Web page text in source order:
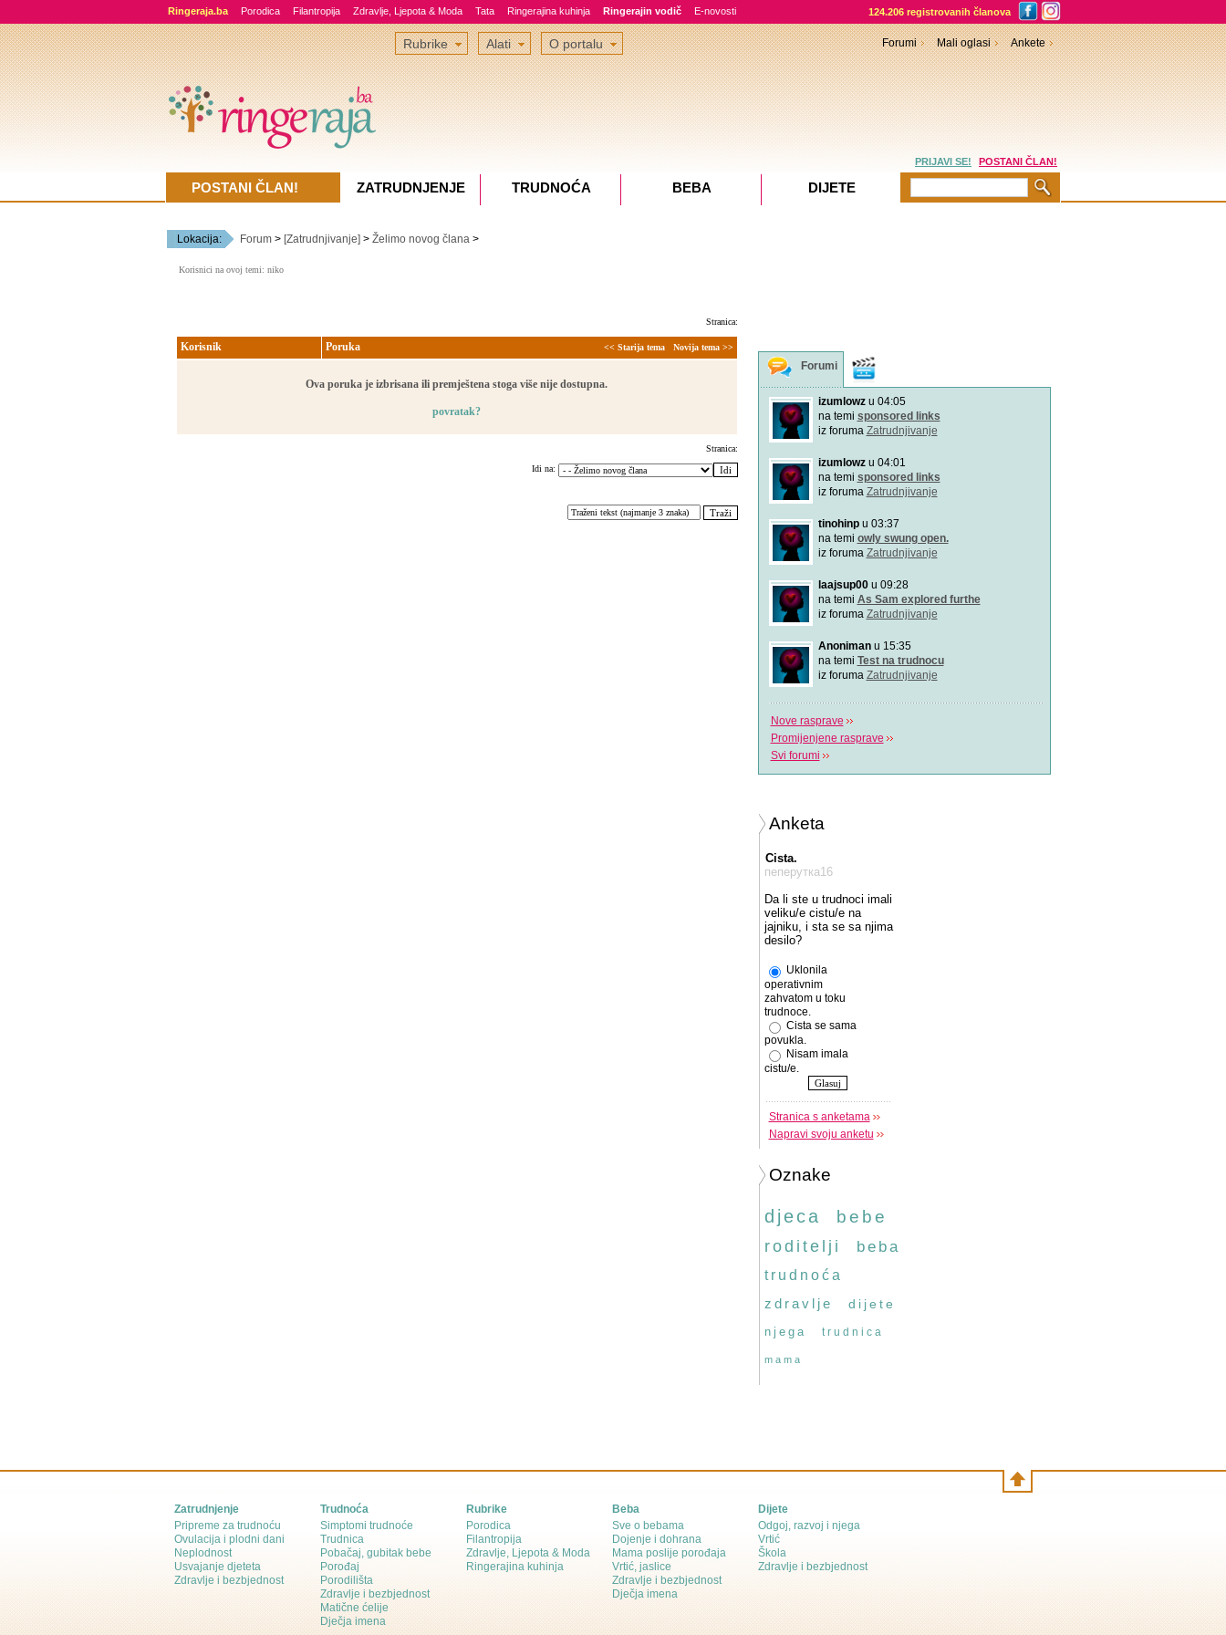
Ringeraja.ba Porodica Filantropija Zdravlje, Ljepota & Moda Tata Ringerajina kuhinja Ringerajin vodič E-novosti 124.206 registrovanih članova
Lokacija: Forum> [Zatrudnjivanje] > Želimo novog člana>
Korisnici na ovoj temi: niko
Stranica:
Korisnik Poruka << Starija tema Novija tema >>
Ova poruka je izbrisana ili premještena stoga više nije dostupna.
povratak?
Stranica:
Idi na:
Forumi
izumlowzu 04:05
na temi sponsored links
iz foruma Zatrudnjivanje
izumlowzu 04:01
na temi sponsored links
iz foruma Zatrudnjivanje
tinohinpu 03:37
na temi owly swung open.
iz foruma Zatrudnjivanje
laajsup00u 09:28
na temi As Sam explored furthe
iz foruma Zatrudnjivanje
Anonimanu 15:35
na temi Test na trudnocu
iz foruma Zatrudnjivanje
Nove rasprave
Promijenjene rasprave
Svi forumi
Anketa
Cista.
пеперутка16
Da li ste u trudnoci imali
veliku/e cistu/e na
jajniku, i sta se sa njima
desilo?
Uklonila
operativnim
zahvatom u toku
trudnoce.
Cista se sama
povukla.
Nisam imala
cistu/e.
Stranica s anketama
Napravi svoju anketu
Oznake
djeca bebe
roditelji beba
trudnoća
zdravlje
dijete
njega trudnica
mama
Rubrike Alati O portalu Forumi Mali oglasi Ankete
PRIJAVI SE! POSTANI ČLAN!
POSTANI ČLAN! ZATRUDNJENJE TRUDNOĆA BEBA DIJETE
Zatrudnjenje
Pripreme za trudnoću
Ovulacija i plodni dani
Neplodnost
Usvajanje djeteta
Zdravlje i bezbjednost
Trudnoća
Simptomi trudnoće
Trudnica
Pobačaj, gubitak bebe
Porođaj
Porodilišta
Zdravlje i bezbjednost
Matične ćelije
Dječja imena
Rubrike
Porodica
Filantropija
Zdravlje, Ljepota & Moda
Ringerajina kuhinja
Beba
Sve o bebama
Dojenje i dohrana
Mama poslije porođaja
Vrtić, jaslice
Zdravlje i bezbjednost
Dječja imena
Dijete
Odgoj, razvoj i njega
Vrtić
Škola
Zdravlje i bezbjednost